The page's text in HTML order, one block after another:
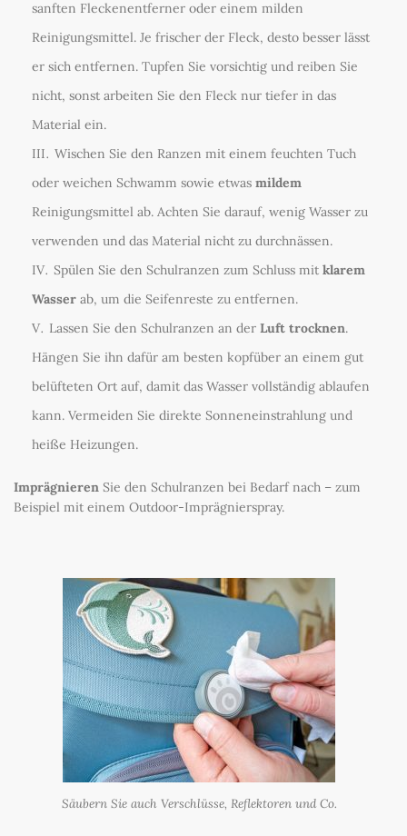
sanften Fleckenentferner oder einem milden
Reinigungsmittel. Je frischer der Fleck, desto besser lässt
er sich entfernen. Tupfen Sie vorsichtig und reiben Sie
nicht, sonst arbeiten Sie den Fleck nur tiefer in das
Material ein.
Wischen Sie den Ranzen mit einem feuchten Tuch
oder weichen Schwamm sowie etwas mildem
Reinigungsmittel ab. Achten Sie darauf, wenig Wasser zu
verwenden und das Material nicht zu durchnässen.
Spülen Sie den Schulranzen zum Schluss mit klarem
Wasser ab, um die Seifenreste zu entfernen.
Lassen Sie den Schulranzen an der Luft trocknen.
Hängen Sie ihn dafür am besten kopfüber an einem gut
belüfteten Ort auf, damit das Wasser vollständig ablaufen
kann. Vermeiden Sie direkte Sonneneinstrahlung und
heiße Heizungen.
Imprägnieren Sie den Schulranzen bei Bedarf nach – zum
Beispiel mit einem Outdoor-Imprägnierspray.
Säubern Sie auch Verschlüsse, Reflektoren und Co.